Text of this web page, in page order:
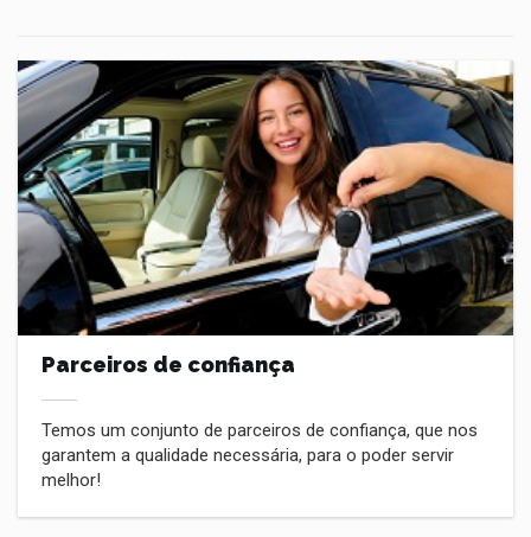
Parceiros de confiança
Temos um conjunto de parceiros de confiança, que nos
garantem a qualidade necessária, para o poder servir
melhor!